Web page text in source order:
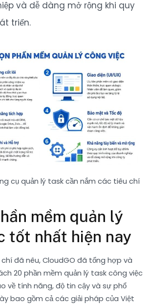
và dễ dàng mở rộng khi quy
triển.
cụ quản lý task cần nắm các tiêu chí
mềm quản lý
tốt nhất hiện nay
đã nêu, CloudGO đã tổng hợp và
20 phần mềm quản lý task công việc
về tính năng, độ tin cậy và sự phổ
bao gồm cả các giải pháp của Việt